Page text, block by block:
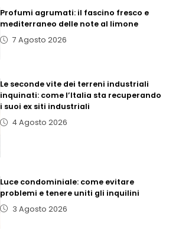
Profumi agrumati: il fascino fresco e
mediterraneo delle note al limone
7 Agosto 2026
Le seconde vite dei terreni industriali
inquinati: come l’Italia sta recuperando
i suoi ex siti industriali
4 Agosto 2026
Luce condominiale: come evitare
problemi e tenere uniti gli inquilini
3 Agosto 2026